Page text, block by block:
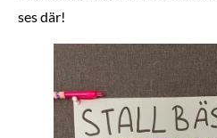
ses där!